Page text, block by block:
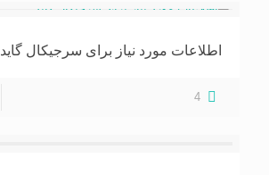
اطلاعات مورد نیاز برای سرجیکال گاید
4